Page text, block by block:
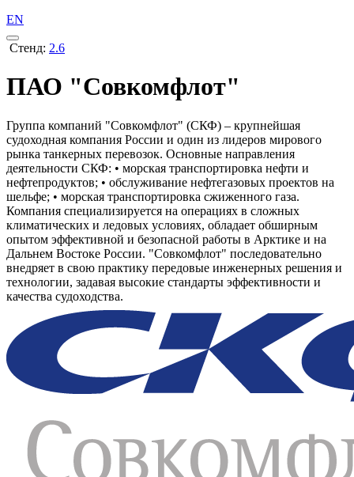
EN
Стенд: 2.6
ПАО "Совкомфлот"
Группа компаний "Совкомфлот" (СКФ) – крупнейшая
судоходная компания России и один из лидеров мирового
рынка танкерных перевозок. Основные направления
деятельности СКФ: • морская транспортировка нефти и
нефтепродуктов; • обслуживание нефтегазовых проектов на
шельфе; • морская транспортировка сжиженного газа.
Компания специализируется на операциях в сложных
климатических и ледовых условиях, обладает обширным
опытом эффективной и безопасной работы в Арктике и на
Дальнем Востоке России. "Совкомфлот" последовательно
внедряет в свою практику передовые инженерных решения и
технологии, задавая высокие стандарты эффективности и
качества судоходства.